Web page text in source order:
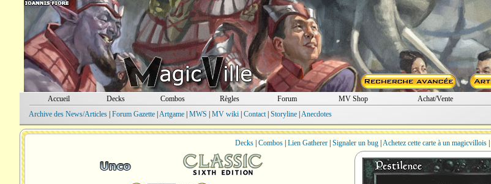
Accueil Decks Combos Règles Forum MV Shop Achat/Vente
Archive des News/Articles| Forum Gazette| Artgame| MWS MV wiki| Contact| Storyline| Anecdotes
Decks Combos Lien Gatherer Signaler un bug Achetez cette carte à un magicvillois